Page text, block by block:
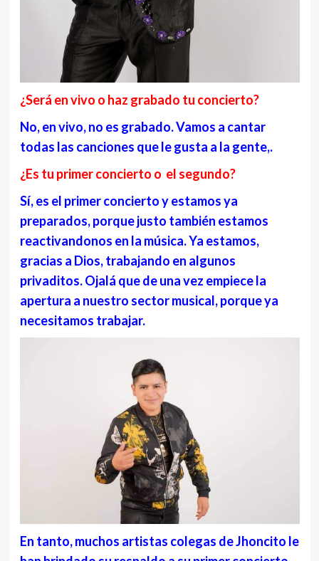
¿Será en vivo o haz grabado tu concierto?
No, en vivo, no es grabado. Vamos a cantar
todas las canciones que le gusta a la gente,.
¿Es tu primer concierto o el segundo?
Sí, es el primer concierto y estamos ya
preparados, porque justo también estamos
reactivandonos en la música. Ya estamos,
gracias a Dios, trabajando en algunos
privaditos. Ojalá que de una vez empiece la
apertura a nuestro sector musical, porque ya
necesitamos trabajar.
En tanto, muchos artistas colegas de Jhoncito le